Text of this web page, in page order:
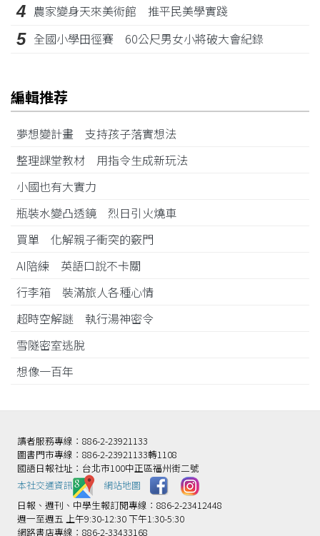
4 農家變身天來美術館 推平民美學實踐
5 全國小學田徑賽 60公尺男女小將破大會紀錄
編輯推荐
夢想變計畫 支持孩子落實想法
整理課堂教材 用指令生成新玩法
小國也有大實力
瓶裝水變凸透鏡 烈日引火燒車
買單 化解親子衝突的竅門
AI陪練 英語口說不卡關
行李箱 裝滿旅人各種心情
超時空解謎 執行湯神密令
雪隧密室逃脫
想像一百年
讀者服務專線：886-2-23921133
圖書門市專線：886-2-23921133轉1108
國語日報社址：台北市100中正區福州街二號
本社交通資訊️
網站地圖
日報、週刊、中學生報訂閱專線：886-2-23412448
週一至週五 上午9:30-12:30 下午1:30-5:30
網路書店專線：886-2-33433168